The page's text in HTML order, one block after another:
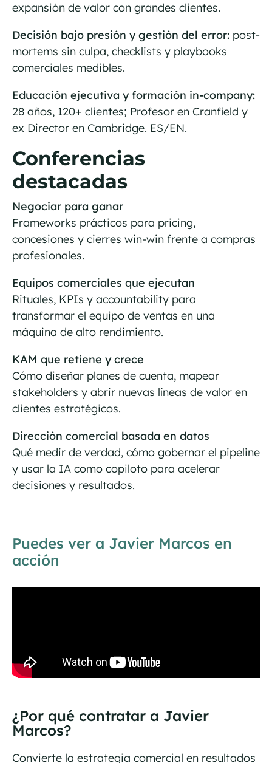
expansión de valor con grandes clientes.
Decisión bajo presión y gestión del error: post-
mortems sin culpa, checklists y playbooks
comerciales medibles.
Educación ejecutiva y formación in-company:
28 años, 120+ clientes; Profesor en Cranfield y
ex Director en Cambridge. ES/EN.
Conferencias
destacadas
Negociar para ganar
Frameworks prácticos para pricing,
concesiones y cierres win-win frente a compras
profesionales.
Equipos comerciales que ejecutan
Rituales, KPIs y accountability para
transformar el equipo de ventas en una
máquina de alto rendimiento.
KAM que retiene y crece
Cómo diseñar planes de cuenta, mapear
stakeholders y abrir nuevas líneas de valor en
clientes estratégicos.
Dirección comercial basada en datos
Qué medir de verdad, cómo gobernar el pipeline
y usar la IA como copiloto para acelerar
decisiones y resultados.
Puedes ver a Javier Marcos en
acción
¿Por qué contratar a Javier
Marcos?
Convierte la estrategia comercial en resultados